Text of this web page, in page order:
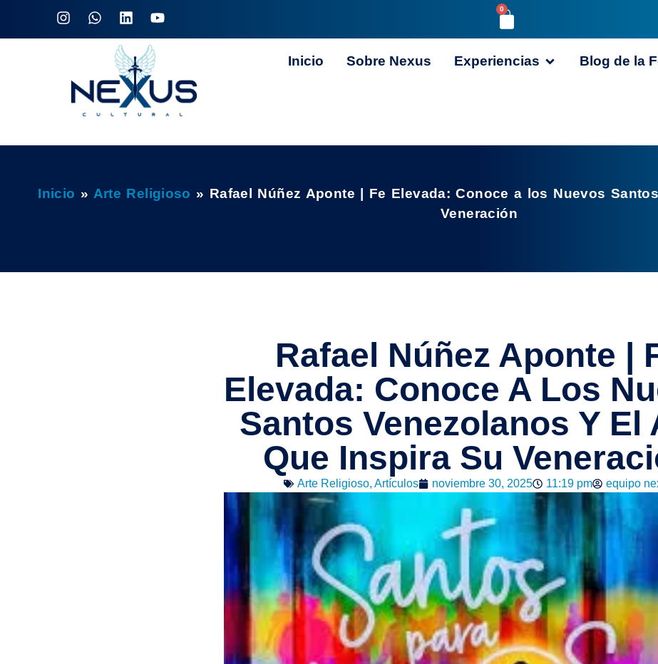
0
Inicio Sobre Nexus Experiencias Blog de la
Inicio » Arte Religioso » Rafael Núñez Aponte | Fe Elevada: Conoce a los Nuevos
Veneración
Rafael Núñez Aponte |
Elevada: Conoce A Los
Santos Venezolanos Y El
Que Inspira Su
Arte Religioso, Artículos noviembre 30, 2025 11:19 pm equipo